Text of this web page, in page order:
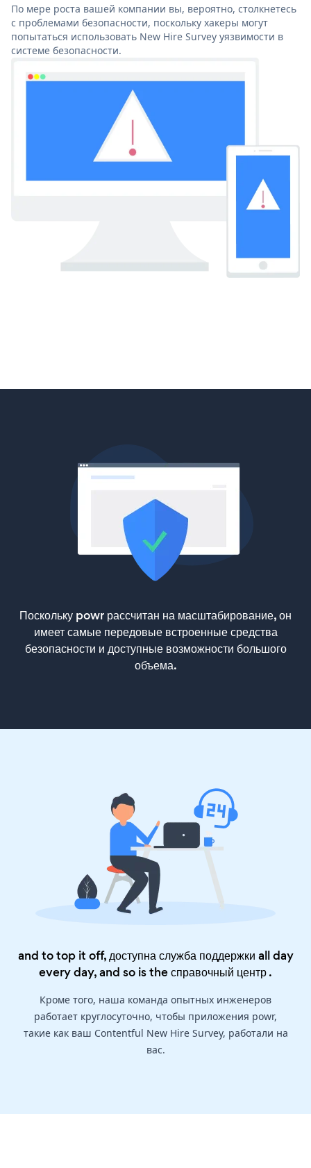
По мере роста вашей компании вы, вероятно, столкнетесь
с проблемами безопасности, поскольку хакеры могут
попытаться использовать New Hire Survey уязвимости в
системе безопасности.
Поскольку powr рассчитан на масштабирование, он
имеет самые передовые встроенные средства
безопасности и доступные возможности большого
объема.
and to top it off, доступна служба поддержки all day
every day, and so is theсправочный центр.
Кроме того, наша команда опытных инженеров
работает круглосуточно, чтобы приложения powr,
такие как ваш Contentful New Hire Survey, работали на
вас.